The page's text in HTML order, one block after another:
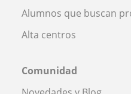
Alumnos que buscan
Alta centros
Comunidad